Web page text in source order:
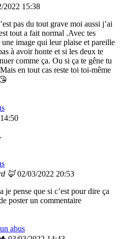
2022 15:38
pas du tout grave moi aussi j’ai
tout a fait normal .Avec tes
image qui leur plaise et pareille
à avoir honte et si les deux te
comme ça. Ou si ça te gêne tu
en tout cas reste toi toi-même
🦊 02/03/2022 20:53
je pense que si c’est pour dire ça
poster un commentaire
abus